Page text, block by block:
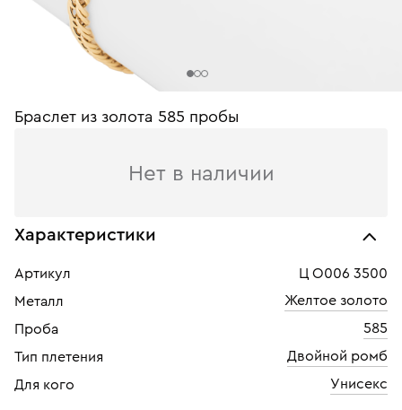
Браслет из золота 585 пробы
Нет в наличии
Характеристики
Артикул
Ц О006 3500
Металл
Желтое золото
Проба
585
Тип плетения
Двойной ромб
Для кого
Унисекс